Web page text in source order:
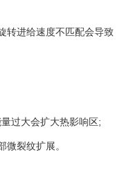
转进给速度不匹配会导致
过大会扩大热影响区;
微裂纹扩展。